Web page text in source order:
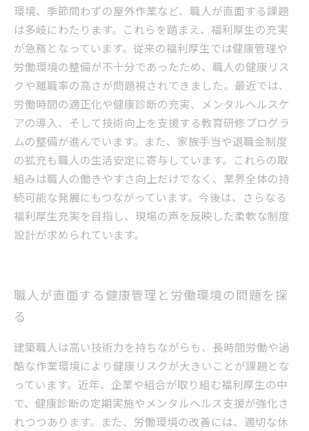
職人の働きやすさと業界発展を両立させる福利
厚生の秘密
環境、季節問わずの屋外作業など、職人が直面する課題
は多岐にわたります。これらを踏まえ、福利厚生の充実
が急務となっています。従来の福利厚生では健康管理や
労働環境の整備が不十分であったため、職人の健康リス
クや離職率の高さが問題視されてきました。最近では、
労働時間の適正化や健康診断の充実、メンタルヘルスケ
アの導入、そして技術向上を支援する教育研修プログラ
ムの整備が進んでいます。また、家族手当や退職金制度
の拡充も職人の生活安定に寄与しています。これらの取
組みは職人の働きやすさ向上だけでなく、業界全体の持
続可能な発展にもつながっています。今後は、さらなる
福利厚生充実を目指し、現場の声を反映した柔軟な制度
設計が求められています。
職人が直面する健康管理と労働環境の問題を探
る
建築職人は高い技術力を持ちながらも、長時間労働や過
酷な作業環境により健康リスクが大きいことが課題とな
っています。近年、企業や組合が取り組む福利厚生の中
で、健康診断の定期実施やメンタルヘルス支援が強化さ
れつつあります。また、労働環境の改善には、適切な休